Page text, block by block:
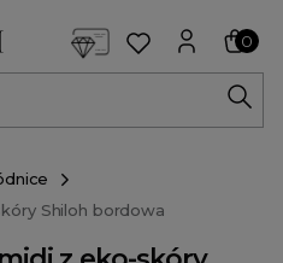
0
Shiloh bordowa